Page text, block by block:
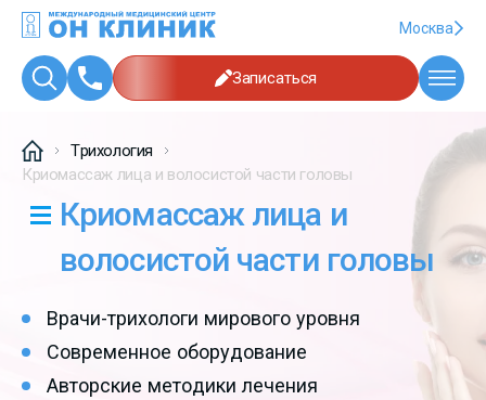
Москва
Записаться
Трихология
Криомассаж лица и волосистой части головы
Криомассаж лица и
волосистой части головы
Врачи-трихологи мирового уровня
Современное оборудование
Авторские методики лечения